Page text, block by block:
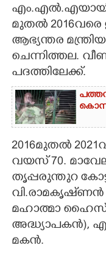
CARTOONS
LITERATURE
ZOOM
CONTACT US
മുതൽ 2016വരെ
ആഭ്യന്തര
ചെന്നിത്തല.
പദത്തിലേക്ക്.
2016മുതൽ
വയസ് 70.
തൃപ്പരുന്തുറ
വി.രാമകൃഷ്‌ണൻ
മഹാത്മാ
അദ്ധ്യാപകൻ),​
മകൻ.